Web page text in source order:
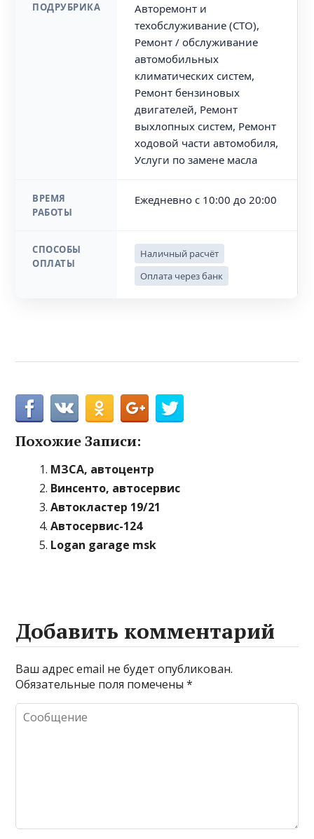
ПОДРУБРИКА
Авторемонт и
техобслуживание (СТО),
Ремонт / обслуживание
автомобильных
климатических систем,
Ремонт бензиновых
двигателей, Ремонт
выхлопных систем, Ремонт
ходовой части автомобиля,
Услуги по замене масла
ВРЕМЯ
РАБОТЫ
Ежедневно с 10:00 до 20:00
СПОСОБЫ
ОПЛАТЫ
Наличный расчёт
Оплата через банк
Похожие Записи:
МЗСА, автоцентр
Винсенто, автосервис
Автокластер 19/21
Автосервис-124
Logan garage msk
Добавить комментарий
Ваш адрес email не будет опубликован.
Обязательные поля помечены*